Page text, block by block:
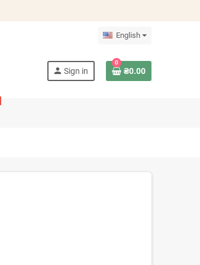
English
person Sign in
0
₴0.00